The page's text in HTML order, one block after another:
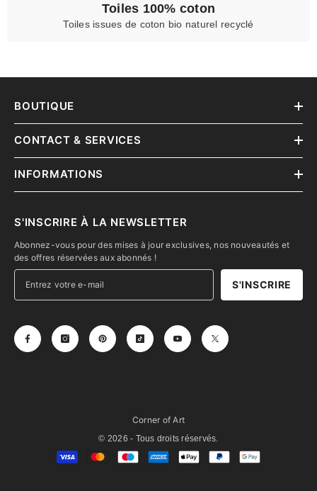
Toiles 100% coton
Toiles issues de coton bio naturel recyclé
BOUTIQUE
CONTACT & SERVICES
INFORMATIONS
S'INSCRIRE À LA NEWSLETTER
Abonnez-vous pour des mises à jour exclusives, nos nouveautés et
des offres réservées aux abonnés !
S'INSCRIRE
Corner of Art
© 2026 - Tous droits réservés.
Moyens